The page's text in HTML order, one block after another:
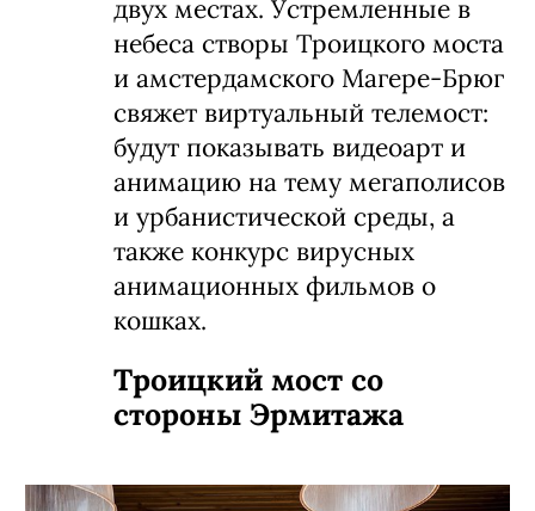
двух местах. Устремленные в
небеса створы Троицкого моста
и амстердамского Магере-Брюг
свяжет виртуальный телемост:
будут показывать видеоарт и
анимацию на тему мегаполисов
и урбанистической среды, а
также конкурс вирусных
анимационных фильмов о
кошках.
Троицкий мост со
стороны Эрмитажа